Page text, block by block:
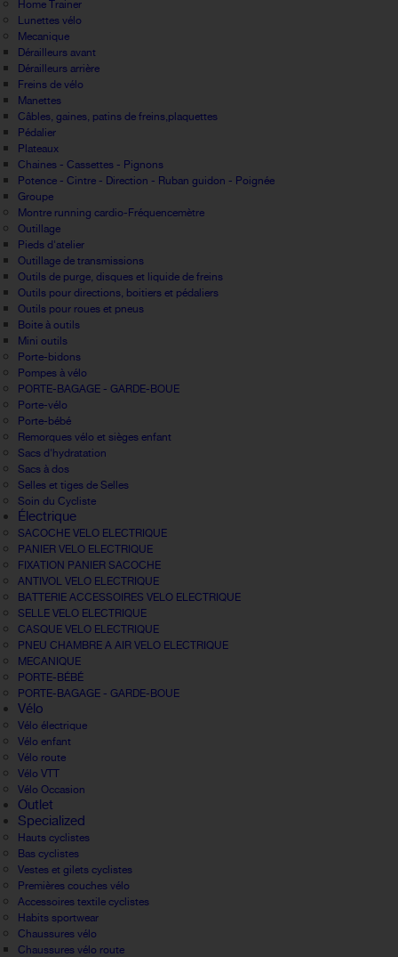
Home Trainer
Lunettes vélo
Mecanique
Dérailleurs avant
Dérailleurs arrière
Freins de vélo
Manettes
Câbles, gaines, patins de freins,plaquettes
Pédalier
Plateaux
Chaines - Cassettes - Pignons
Potence - Cintre - Direction - Ruban guidon - Poignée
Groupe
Montre running cardio-Fréquencemètre
Outillage
Pieds d'atelier
Outillage de transmissions
Outils de purge, disques et liquide de freins
Outils pour directions, boitiers et pédaliers
Outils pour roues et pneus
Boite à outils
Mini outils
Porte-bidons
Pompes à vélo
PORTE-BAGAGE - GARDE-BOUE
Porte-vélo
Porte-bébé
Remorques vélo et sièges enfant
Sacs d'hydratation
Sacs à dos
Selles et tiges de Selles
Soin du Cycliste
Électrique
SACOCHE VELO ELECTRIQUE
PANIER VELO ELECTRIQUE
FIXATION PANIER SACOCHE
ANTIVOL VELO ELECTRIQUE
BATTERIE ACCESSOIRES VELO ELECTRIQUE
SELLE VELO ELECTRIQUE
CASQUE VELO ELECTRIQUE
PNEU CHAMBRE A AIR VELO ELECTRIQUE
MECANIQUE
PORTE-BÉBÉ
PORTE-BAGAGE - GARDE-BOUE
Vélo
Vélo électrique
Vélo enfant
Vélo route
Vélo VTT
Vélo Occasion
Outlet
Specialized
Hauts cyclistes
Bas cyclistes
Vestes et gilets cyclistes
Premières couches vélo
Accessoires textile cyclistes
Habits sportwear
Chaussures vélo
Chaussures vélo route